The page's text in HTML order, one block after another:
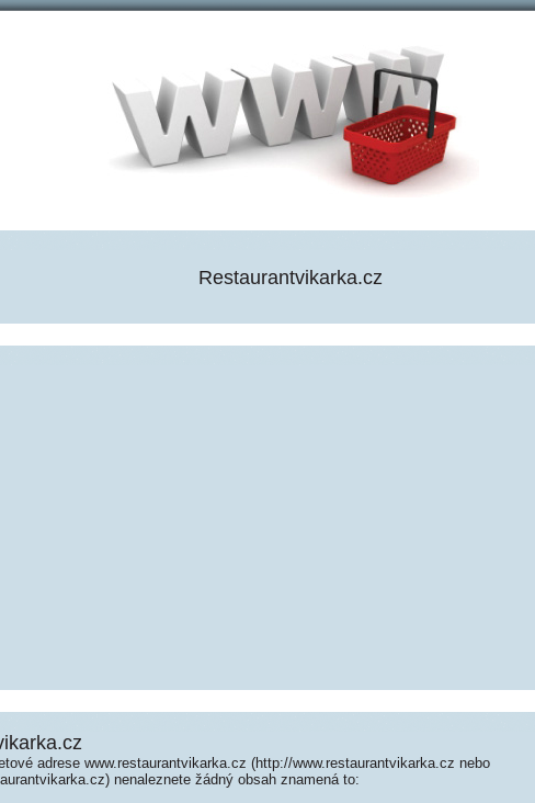
Restaurantvikarka.cz
adrese www.restaurantvikarka.cz (http://www.restaurantvikarka.cz nebo
nenaleznete žádný obsah znamená to: